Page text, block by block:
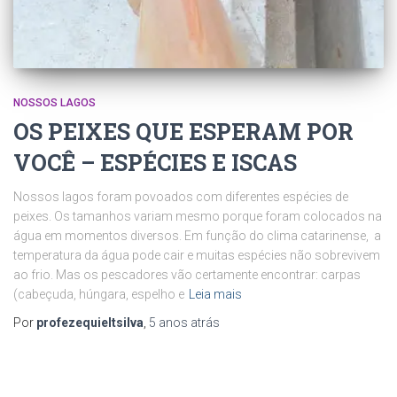
NOSSOS LAGOS
OS PEIXES QUE ESPERAM POR
VOCÊ – ESPÉCIES E ISCAS
Nossos lagos foram povoados com diferentes espécies de
peixes. Os tamanhos variam mesmo porque foram colocados na
água em momentos diversos. Em função do clima catarinense, a
temperatura da água pode cair e muitas espécies não sobrevivem
ao frio. Mas os pescadores vão certamente encontrar: carpas
(cabeçuda, húngara, espelho e
Leia mais
Por profezequieltsilva 5 anos atrás